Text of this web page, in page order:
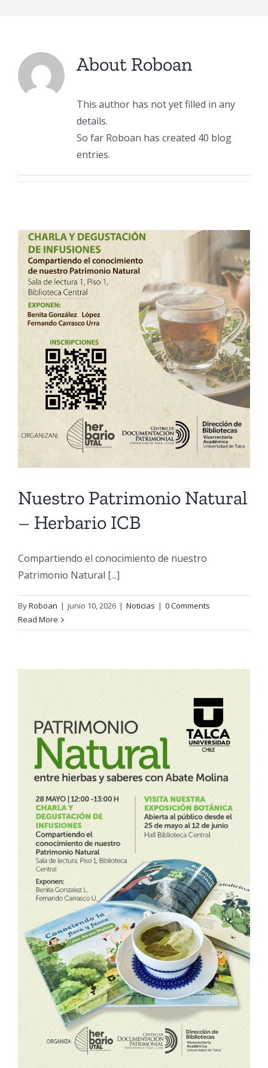
About Roboan
This author has not yet filled in any
details.
So far Roboan has created 40 blog
entries.
Nuestro Patrimonio Natural
– Herbario ICB
Compartiendo el conocimiento de nuestro
Patrimonio Natural [...]
ByRoboan | junio 10, 2026 | Noticias | 0 Comments
Read More